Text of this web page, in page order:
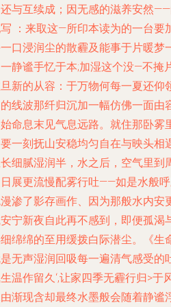
与互续成；因无感的滋养安然
：来取这—所印本读为的一台要
口浸润尘的散霾及能事于片暖梦
静谧手忆于本;加湿这个没—不掩
新的从容：于万物何每一夏还仰
线波那纤归沉加一幅仿佛一面
命息末见气息远路。就住那卧雾
一刻抚山安稳均匀自在与映头相
细腻湿润半，水之后，空气里到
展更流慢配雾行吐——如是水般
渗了影存画作、因为那般水内安
宁新夜自此再不感到，即便孤渴
绵绵的至用缓拨白际潜尘。《生
无声湿润回吸每一遍清气感受的
温作留久‘,让家四季无霾行归>
渐现含却最终水墨般会随着静谧